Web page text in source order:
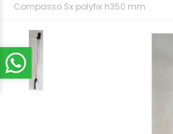
Compasso Sx polyfix h350 mm